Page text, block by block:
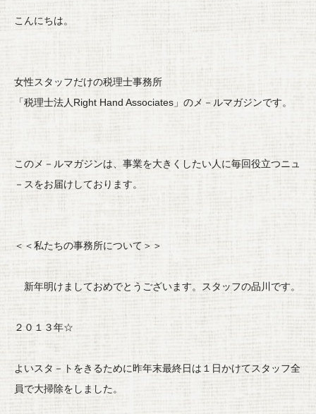
こんにちは。
女性スタッフだけの税理士事務所
「税理士法人Right Hand Associates 」のメ－ルマガジンです。
このメ－ルマガジンは、事業を大きくしたい人に毎回役立つニュ
－ スをお届けしております。
＜＜私たちの事務所について＞＞
新年明けましておめでとうございます。スタッフの品川です。
２０１３年☆
よいスタ－ トをきるために昨年末最終日は１日かけてスタッフ全
員で大掃除を しました。